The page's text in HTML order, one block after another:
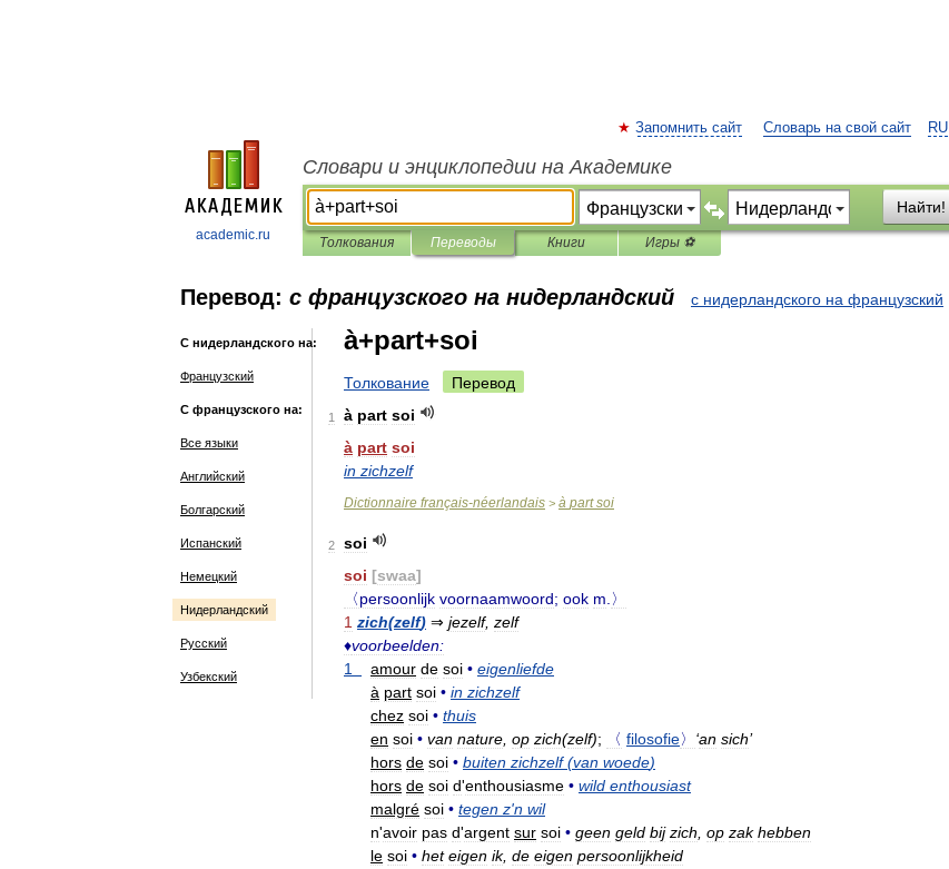
academic.ru
RU
Запомнить сайт Словарь на свой сайт
Словари и энциклопедии на Академике
Найти!
Толкования Переводы Книги Игры ⚽
Перевод: с французского на нидерландский с нидерландского на французский
С нидерландского на:
Французский
С французского на:
Все языки
Английский
Болгарский
Испанский
Немецкий
Нидерландский
Русский
Узбекский
à+part+soi
Толкование Перевод
1 à part soi
à part soi
in zichzelf
Dictionnaire français-néerlandais > à part soi
2
soi
soi [swaa]
〈persoonlijk voornaamwoord; ook m 〉
1 zich(zelf) ⇒ jezelf, zelf
♦voorbeelden:
1
amour de soi • eigenliefde
à part soi • in zichzelf
chez soi • thuis
en soi • van nature op zich(zelf); 〈 filosofie〉 ‘an sich’
hors de soi • buiten zichzelf(van woede)
hors de soi d'enthousiasme • wild enthousiast
malgré soi • tegen z'n wil
n'avoir pas d'argent sur soi • geen geld bij zich op zak hebben
le soi • het eigen ik, de eigen persoonlijkheid